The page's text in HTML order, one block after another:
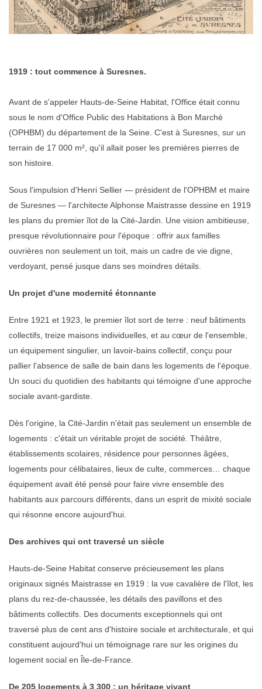
1919 : tout commence à Suresnes.
Avant de s'appeler Hauts-de-Seine Habitat, l'Office était connu
sous le nom d'Office Public des Habitations à Bon Marché
(OPHBM) du département de la Seine. C'est à Suresnes, sur un
terrain de 17 000 m², qu'il allait poser les premières pierres de
son histoire.
Sous l'impulsion d'Henri Sellier — président de l'OPHBM et maire
de Suresnes — l'architecte Alphonse Maistrasse dessine en 1919
les plans du premier îlot de la Cité-Jardin. Une vision ambitieuse,
presque révolutionnaire pour l'époque : offrir aux familles
ouvrières non seulement un toit, mais un cadre de vie digne,
verdoyant, pensé jusque dans ses moindres détails.
Un projet d'une modernité étonnante
Entre 1921 et 1923, le premier îlot sort de terre : neuf bâtiments
collectifs, treize maisons individuelles, et au cœur de l'ensemble,
un équipement singulier, un lavoir-bains collectif, conçu pour
pallier l'absence de salle de bain dans les logements de l'époque.
Un souci du quotidien des habitants qui témoigne d'une approche
sociale avant-gardiste.
Dès l'origine, la Cité-Jardin n'était pas seulement un ensemble de
logements : c'était un véritable projet de société. Théâtre,
établissements scolaires, résidence pour personnes âgées,
logements pour célibataires, lieux de culte, commerces… chaque
équipement avait été pensé pour faire vivre ensemble des
habitants aux parcours différents, dans un esprit de mixité sociale
qui résonne encore aujourd'hui.
Des archives qui ont traversé un siècle
Hauts-de-Seine Habitat conserve précieusement les plans
originaux signés Maistrasse en 1919 : la vue cavalière de l'îlot, les
plans du rez-de-chaussée, les détails des pavillons et des
bâtiments collectifs. Des documents exceptionnels qui ont
traversé plus de cent ans d'histoire sociale et architecturale, et qui
constituent aujourd'hui un témoignage rare sur les origines du
logement social en Île-de-France.
De 205 logements à 3 300 : un héritage vivant